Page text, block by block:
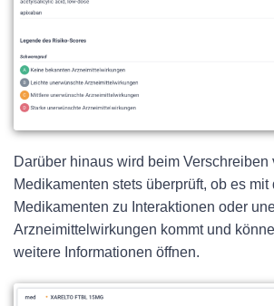
Darüber hinaus wird beim Verschreiben
Medikamenten stets überprüft, ob es
Medikamenten zu Interaktionen oder
Arzneimittelwirkungen kommt und
weitere Informationen öffnen.